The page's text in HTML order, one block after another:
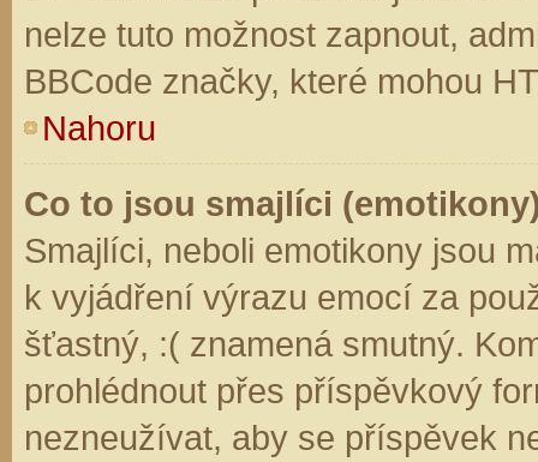
nelze tuto možnost zapnout,
BBCode značky, které mohou
Nahoru
Co to jsou smajlíci
Smajlíci, neboli emotikony jsou
k vyjádření výrazu emocí za
šťastný, :( znamená smutný.
prohlédnout přes příspěvkový
nezneužívat, aby se příspěvek